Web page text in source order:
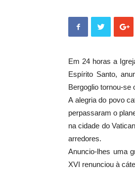
Em 24 horas a
Espírito Santo,
Bergoglio tornou-se
A alegria do povo
perpassaram o
na cidade do
arredores.
Anuncio-lhes uma
XVI renunciou à